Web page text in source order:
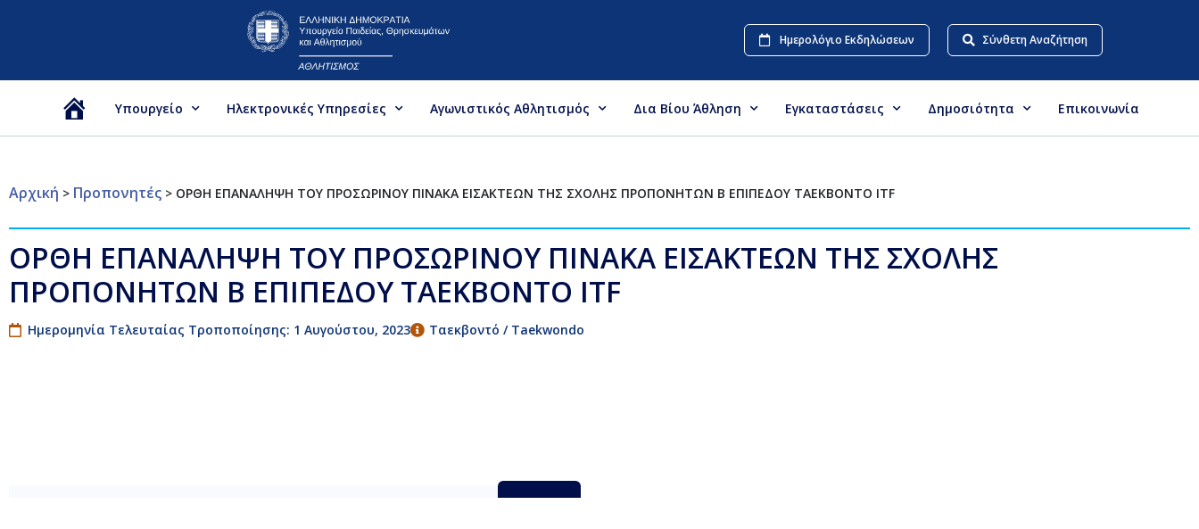
Ημερολόγιο Εκδηλώσεων Σύνθετη Αναζήτηση
Αρχική
Υπουργείο Ηλεκτρονικές Υπηρεσίες Αγωνιστικός Αθλητισμός Δια Βίου Άθληση Εγκαταστάσεις Δημοσιότητα Επικοινωνία
Αρχική > Προπονητές > ΟΡΘΗ ΕΠΑΝΑΛΗΨΗ ΤΟΥ ΠΡΟΣΩΡΙΝΟΥ ΠΙΝΑΚΑ ΕΙΣΑΚΤΕΩΝ ΤΗΣ ΣΧΟΛΗΣ ΠΡΟΠΟΝΗΤΩΝ Β ΕΠΙΠΕΔΟΥ ΤΑΕΚΒΟΝΤΟ ITF
ΟΡΘΗ ΕΠΑΝΑΛΗΨΗ ΤΟΥ ΠΡΟΣΩΡΙΝΟΥ ΠΙΝΑΚΑ ΕΙΣΑΚΤΕΩΝ ΤΗΣ ΣΧΟΛΗΣ
ΠΡΟΠΟΝΗΤΩΝ Β ΕΠΙΠΕΔΟΥ ΤΑΕΚΒΟΝΤΟ ITF
Ημερομηνία Τελευταίας Τροποποίησης: 1 Αυγούστου, 2023 Ταεκβοντό / Taekwondo
Λήψη